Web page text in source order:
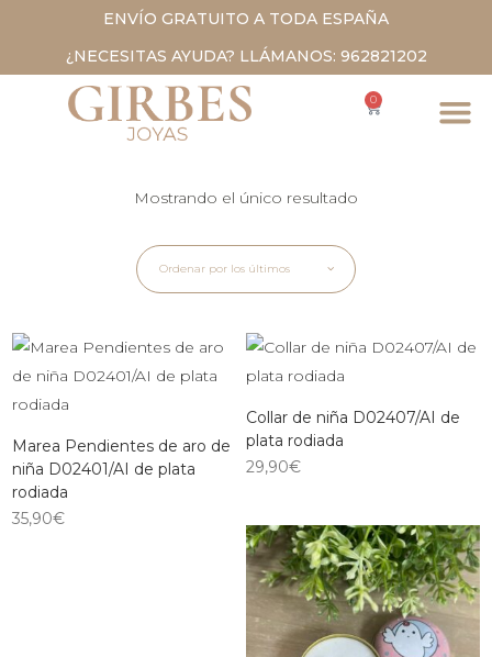
ENVÍO GRATUITO A TODA ESPAÑA
¿NECESITAS AYUDA? LLÁMANOS: 962821202
0
Mostrando el único resultado
Ordenar por los últimos
Marea Pendientes de aro de
niña D02401/AI de plata
rodiada
35,90€
Collar de niña D02407/AI de
plata rodiada
29,90€